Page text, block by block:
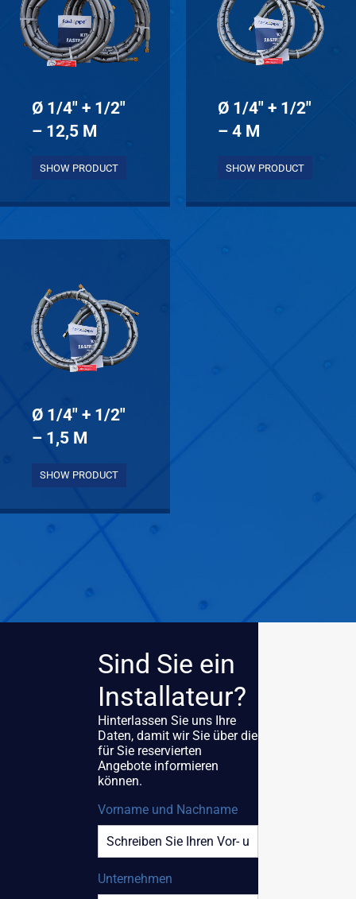
Ø 1/4″ + 1/2″
– 12,5 M
SHOW PRODUCT
Ø 1/4″ + 1/2″
– 4 M
SHOW PRODUCT
Ø 1/4″ + 1/2″
– 1,5 M
SHOW PRODUCT
Sind Sie ein
Installateur?
Hinterlassen Sie uns Ihre
Daten, damit wir Sie über die
für Sie reservierten
Angebote informieren
können.
Vorname und Nachname
Unternehmen